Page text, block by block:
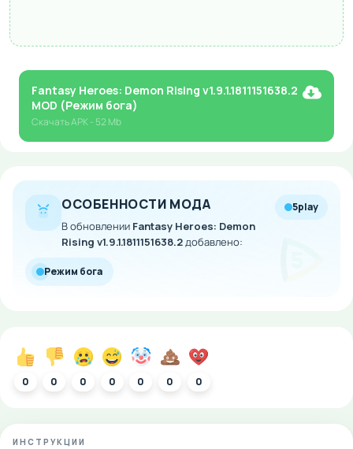
Fantasy Heroes: Demon Rising v1.9.1.1811151638.2
MOD (Режим бога)
СкачатьAPK- 52 Mb
ОСОБЕННОСТИ МОДА
В обновлении Fantasy Heroes: Demon
Rising v1.9.1.1811151638.2добавлено:
5play
Режим бога
0 0 0 0 0 0 0
ИНСТРУКЦИИ